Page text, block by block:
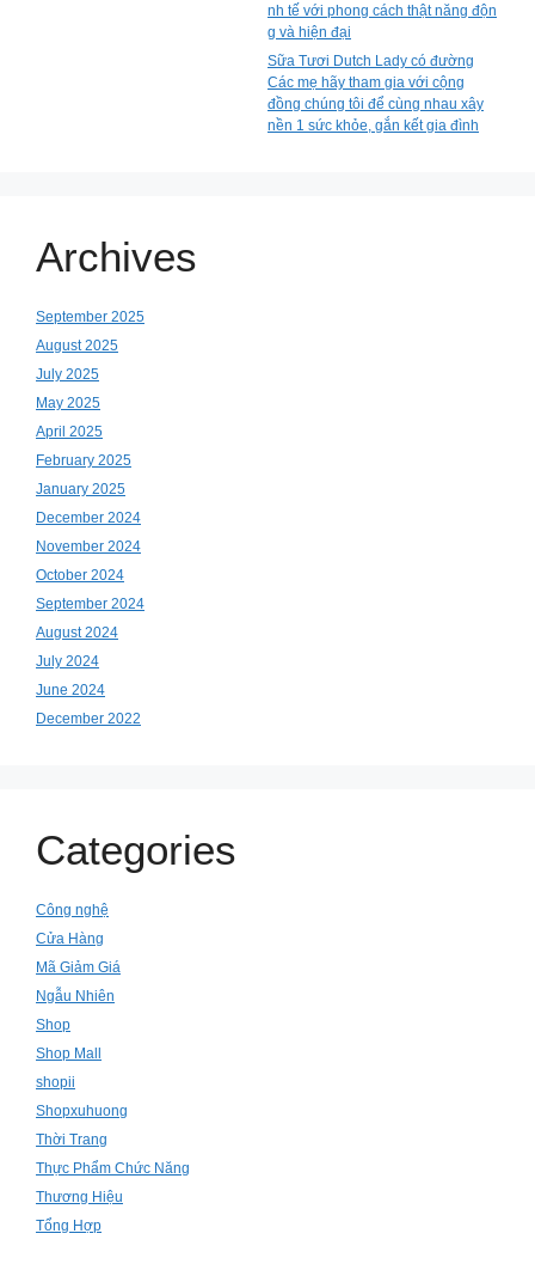
nh tế với phong cách thật năng độn
g và hiện đại
Sữa Tươi Dutch Lady có đường
Các mẹ hãy tham gia với cộng
đồng chúng tôi để cùng nhau xây
nền 1 sức khỏe, gắn kết gia đình
Archives
September 2025
August 2025
July 2025
May 2025
April 2025
February 2025
January 2025
December 2024
November 2024
October 2024
September 2024
August 2024
July 2024
June 2024
December 2022
Categories
Công nghệ
Cửa Hàng
Mã Giảm Giá
Ngẫu Nhiên
Shop
Shop Mall
shopii
Shopxuhuong
Thời Trang
Thực Phẩm Chức Năng
Thương Hiệu
Tổng Hợp